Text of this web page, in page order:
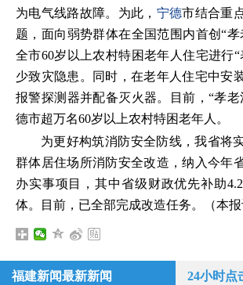
为电气线路故障。为此， 宁德市结合重
题，面向弱势群体在全国范围内首创“
全市60岁以上农村特困老年人住宅进行
少致灾隐患。同时，在老年人住宅中安
报警探测器并配备灭火器。目前，“孝
德市超万名60岁以上农村特困老年人。
为更好构筑消防安全防线，我省将
群体居住场所消防安全改造，纳入今年
办实事项目，其中省级财政优先补助
体。目前，已全部完成改造任务。（本报
福建新闻最新新闻 24小时点